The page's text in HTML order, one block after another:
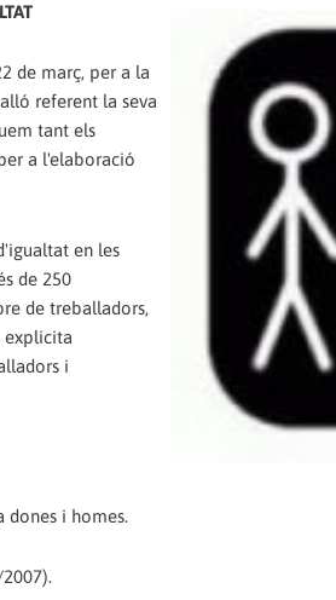
de març, per a la
referent la seva
tant els
a l'elaboració
en les
de 250
de treballadors,
explicita
i
i homes.